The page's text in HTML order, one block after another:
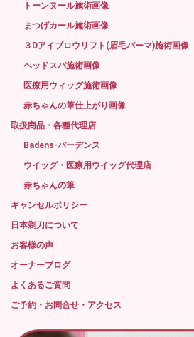
トーンヌール施術画像
まつげカール施術画像
３Dアイブロウリフト(眉毛パーマ)施術画像
ヘッドスパ施術画像
医療用ウィッグ施術画像
赤ちゃんの筆仕上がり画像
取扱商品・各種代理店
Badens-バーデンス
ウイッグ・医療用ウイッグ代理店
赤ちゃんの筆
キャンセルポリシー
日本剃刀について
お客様の声
オーナーブログ
よくあるご質問
ご予約・お問合せ・アクセス